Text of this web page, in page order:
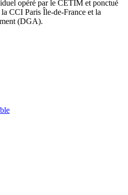
opéré par le CETIM et ponctué
CCI Paris Île-de-France et la
(DGA).